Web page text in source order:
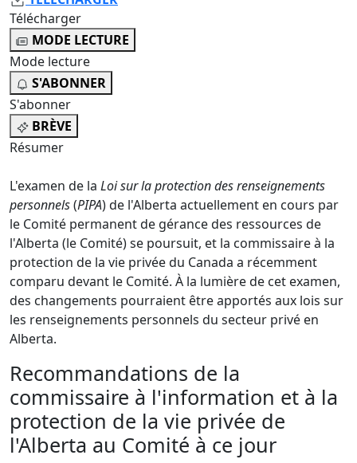
Télécharger
MODE LECTURE
Mode lecture
S'ABONNER
S'abonner
BRÈVE
Résumer
L'examen de la Loi sur la protection des renseignements
personnels(PIPA) de l'Alberta actuellement en cours par
le Comité permanent de gérance des ressources de
l'Alberta (le Comité) se poursuit, et la commissaire à la
protection de la vie privée du Canada a récemment
comparu devant le Comité. À la lumière de cet examen,
des changements pourraient être apportés aux lois sur
les renseignements personnels du secteur privé en
Alberta.
Recommandations de la
commissaire à l'information et à la
protection de la vie privée de
l'Alberta au Comité à ce jour